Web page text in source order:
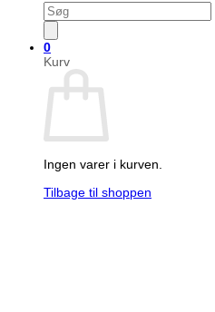
Products
search
0
Kurv
Ingen varer i kurven.
Tilbage til shoppen